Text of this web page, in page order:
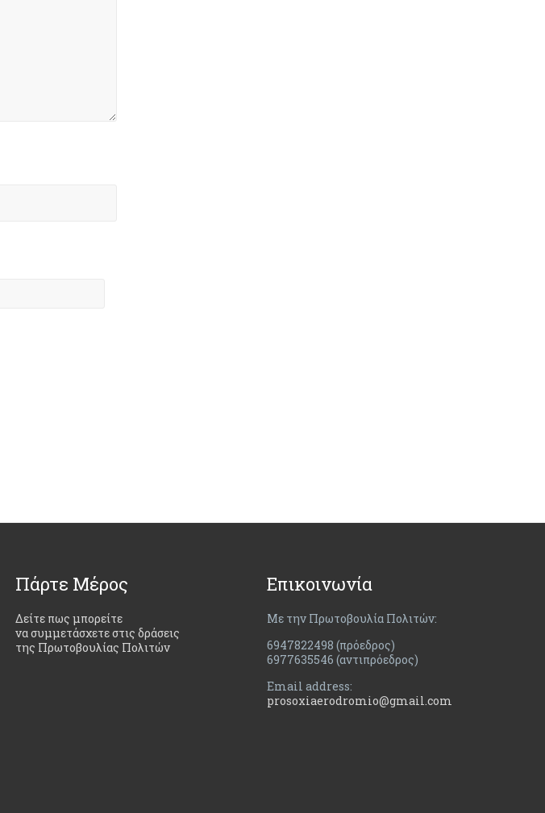
Πάρτε Μέρος
Δείτε πως μπορείτε
να συμμετάσχετε στις δράσεις
της Πρωτοβουλίας Πολιτών
Επικοινωνία
Με την Πρωτοβουλία Πολιτών:
6947822498 (πρόεδρος)
6977635546 (αντιπρόεδρος)
Email address:
prosoxiaerodromio@gmail.com